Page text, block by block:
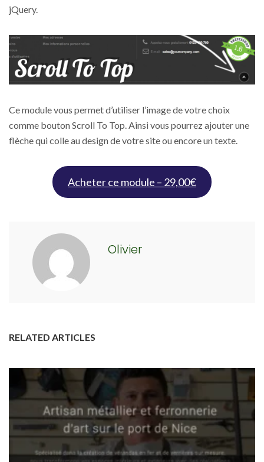
jQuery.
Ce module vous permet d’utiliser l’image de votre choix
comme bouton Scroll To Top. Ainsi vous pourrez ajouter une
flèche qui colle au design de votre site ou encore un texte.
Acheter ce module – 29,00€
Olivier
RELATED ARTICLES